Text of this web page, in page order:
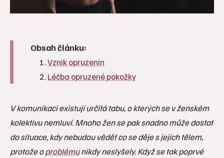
Obsah článku:
Vznik opruzenin
Léčba opruzené pokožky
V komunikaci existují určitá tabu, o kterých se v ženském
kolektivu nemluví. Mnoho žen se pak snadno může dostat
do situace, kdy nebudou vědět co se děje s jejich tělem,
protože oproblémunikdy neslyšely. Když se tak poprvé